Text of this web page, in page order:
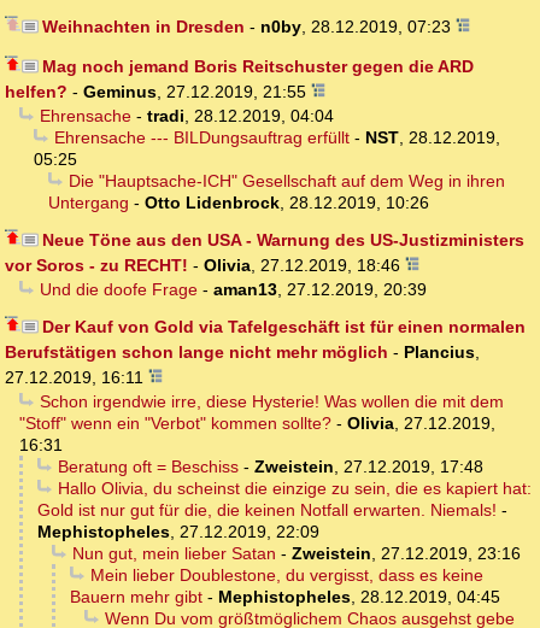
Weihnachten in Dresden - n0by, 28.12.2019, 07:23
Mag noch jemand Boris Reitschuster gegen die ARD
helfen? - Geminus 27.12.2019, 21:55
Ehrensache- tradi
28.12.2019, 04:04
Ehrensache --- BILDungsauftrag erfüllt- NST, 28.12.2019,
05:25
Die "Hauptsache-ICH" Gesellschaft auf dem Weg in ihren
Untergang - Otto Lidenbrock 28.12.2019, 10:26
Neue Töne aus den USA - Warnung des US-Justizministers
vor Soros - zu RECHT! - Olivia 27.12.2019, 18:46
Und die doofe Frage- aman13, 27.12.2019, 20:39
Der Kauf von Gold via Tafelgeschäft ist für einen normalen
Berufstätigen schon lange nicht mehr möglich - Plancius
27.12.2019, 16:11
Schon irgendwie irre, diese Hysterie! Was wollen die mit dem
"Stoff" wenn ein "Verbot" kommen sollte? - Olivia 27.12.2019,
16:31
Beratung oft = Beschiss- Zweistein
27.12.2019, 17:48
Hallo Olivia, du scheinst die einzige zu sein, die es kapiert hat:
Gold ist nur gut für die, die keinen Notfall erwarten. Niemals! -
Mephistopheles 27.12.2019, 22:09
Nun gut, mein lieber Satan - Zweistein
27.12.2019, 23:16
Mein lieber Doublestone, du vergisst, dass es keine
Bauern mehr gibt - Mephistopheles 28.12.2019, 04:45
Wenn Du vom größtmöglichem Chaos ausgehst gebe